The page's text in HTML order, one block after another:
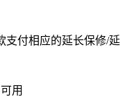
支付相应的延长保修/延
用